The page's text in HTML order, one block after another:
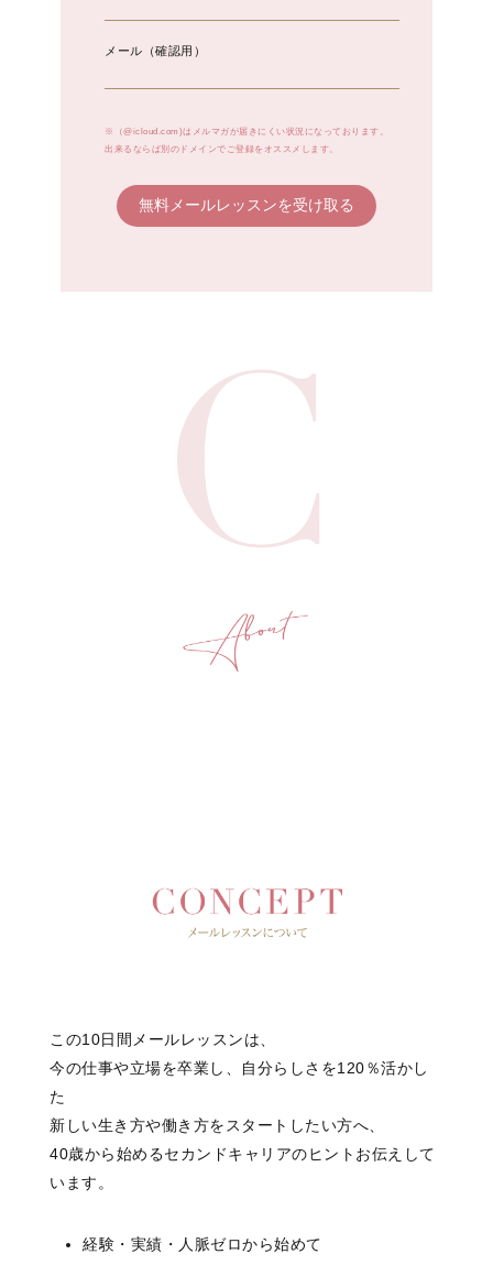
メール（確認用）
※（@icloud.com)はメルマガが届きにくい状況になっております。
出来るならば別のドメインでご登録をオススメします。
この10日間メールレッスンは、
今の仕事や立場を卒業し、自分らしさを120％活かし
た
新しい生き方や働き方をスタートしたい方へ、
40歳から始めるセカンドキャリアのヒントお伝えして
います。
経験・実績・人脈ゼロから始めて